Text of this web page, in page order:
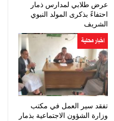
عرض طلابي لمدارس ذمار
احتفاءً بذكرى المولد النبوي
الشريف
اخبار محلية
تفقد سير العمل في مكتب
وزارة الشؤون الاجتماعية بذمار